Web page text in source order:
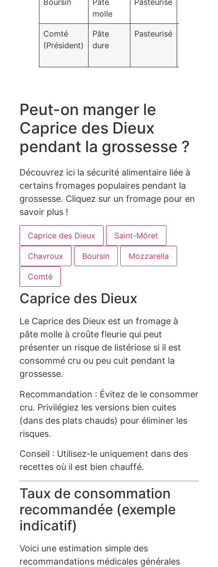
Boursin
Pâte
molle
Pasteurisé
Comté
(Président)
Pâte
dure
Pasteurisé
Peut-on manger le
Caprice des Dieux
pendant la grossesse ?
Découvrez ici la sécurité alimentaire liée à
certains fromages populaires pendant la
grossesse. Cliquez sur un fromage pour en
savoir plus !
Caprice des Dieux Saint-Môret
Chavroux Boursin Mozzarella
Comté
Caprice des Dieux
Le Caprice des Dieux est un fromage à
pâte molle à croûte fleurie qui peut
présenter un risque de listériose si il est
consommé cru ou peu cuit pendant la
grossesse.
Recommandation : Évitez de le consommer
cru. Privilégiez les versions bien cuites
(dans des plats chauds) pour éliminer les
risques.
Conseil : Utilisez-le uniquement dans des
recettes où il est bien chauffé.
Taux de consommation
recommandée (exemple
indicatif)
Voici une estimation simple des
recommandations médicales générales